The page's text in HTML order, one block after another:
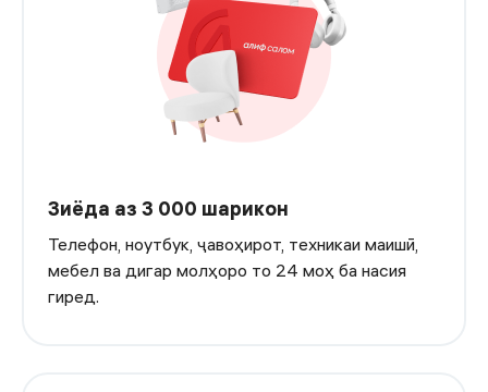
Зиёда аз 3 000 шарикон
Телефон, ноутбук, ҷавоҳирот, техникаи маишӣ,
мебел ва дигар молҳоро то 24 моҳ ба насия
гиред.